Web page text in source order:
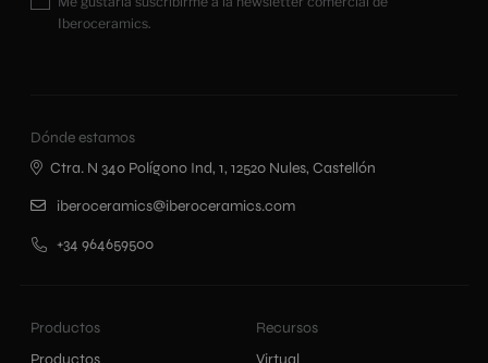
Iberoceramics.
Productos
Recursos
Dónde estamos
Ctra. N 340 Polígono Ind, 1, 12520 Nules, Castellón
iberoceramics@iberoceramics.com
+34 964659500